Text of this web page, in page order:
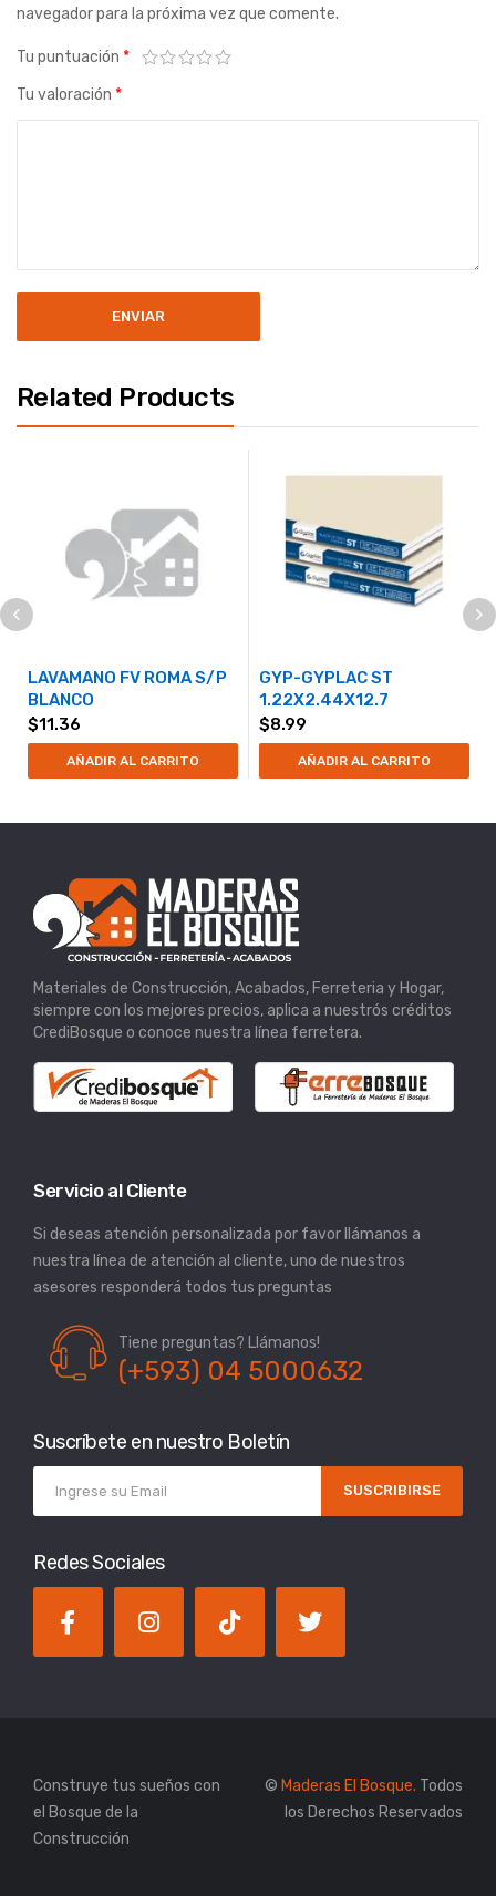
navegador para la próxima vez que comente.
Tu puntuación *
Tu valoración *
Related Products
LAVAMANO FV ROMA S/P
BLANCO
$11.36
AÑADIR AL CARRITO
GYP-GYPLAC ST
1.22X2.44X12.7
$8.99
AÑADIR AL CARRITO
Materiales de Construcción, Acabados, Ferreteria y Hogar,
siempre con los mejores precios, aplica a nuestrós créditos
CrediBosque o conoce nuestra línea ferretera.
Servicio al Cliente
Si deseas atención personalizada por favor llámanos a
nuestra línea de atención al cliente, uno de nuestros
asesores responderá todos tus preguntas
Tiene preguntas? Llámanos!
(+593) 04 5000632
Suscríbete en nuestro Boletín
SUSCRIBIRSE
Redes Sociales
Construye tus sueños con
el Bosque de la
Construcción
© Maderas El Bosque. Todos
los Derechos Reservados